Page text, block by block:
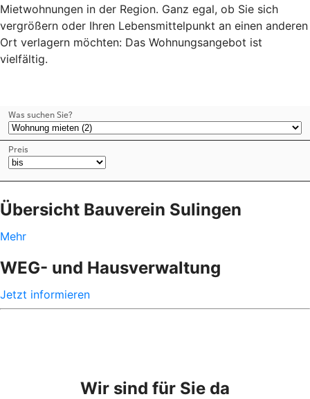
Mietwohnungen in der Region. Ganz egal, ob Sie sich
vergrößern oder Ihren Lebensmittelpunkt an einen anderen
Ort verlagern möchten: Das Wohnungsangebot ist
vielfältig.
Übersicht Bauverein Sulingen
Mehr
WEG- und Hausverwaltung
Jetzt informieren
Wir sind für Sie da